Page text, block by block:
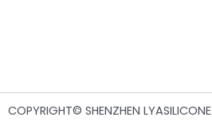
COPYRIGHT© SHENZHEN